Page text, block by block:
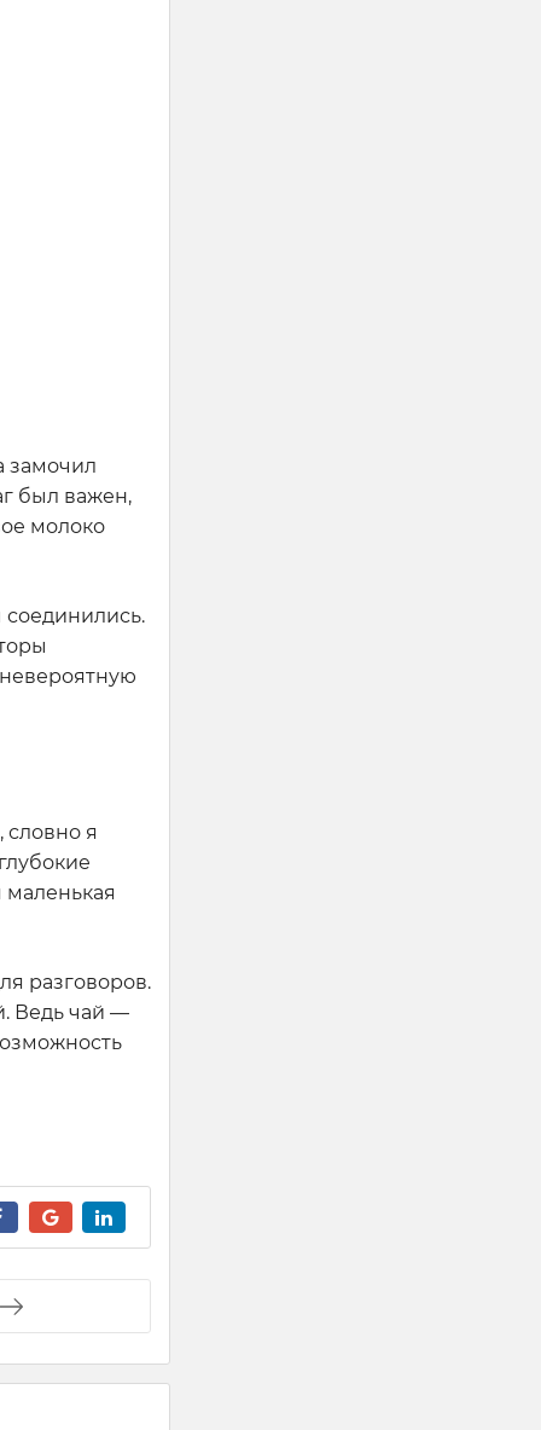
замочил
был важен,
молоко
соединились.
я
маленькая
разговоров.
Ведь чай —